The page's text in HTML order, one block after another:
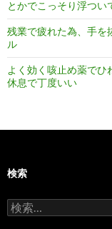
とかでこっそり浮つい
残業で疲れた為、手を
ル
よく効く咳止め薬でひ
休息で丁度いい
検索
検
索: